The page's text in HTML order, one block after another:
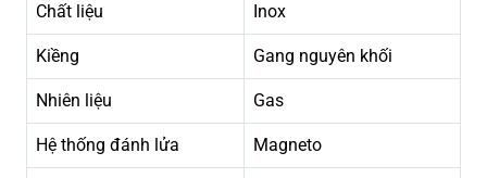
Chất liệu Inox
Kiềng Gang nguyên khối
Nhiên liệu Gas
Hệ thống đánh lửa Magneto